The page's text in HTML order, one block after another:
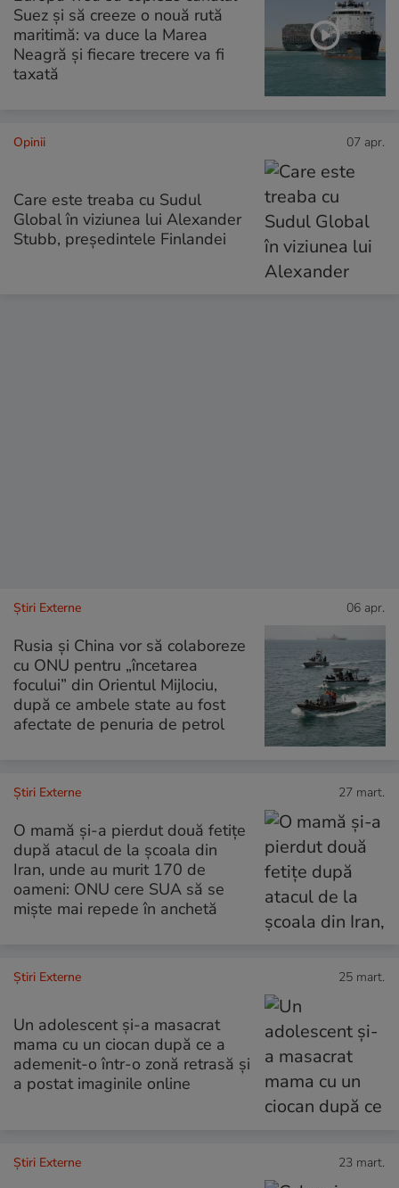
Suez și să creeze o nouă rută
maritimă: va duce la Marea
Neagră și fiecare trecere va fi
taxată
Opinii 07 apr.
Care este treaba cu Sudul
Global în viziunea lui Alexander
Stubb, președintele Finlandei
Știri Externe 06 apr.
Rusia și China vor să colaboreze
cu ONU pentru „încetarea
focului” din Orientul Mijlociu,
după ce ambele state au fost
afectate de penuria de petrol
Știri Externe 27 mart.
O mamă și-a pierdut două fetițe
după atacul de la școala din
Iran, unde au murit 170 de
oameni: ONU cere SUA să se
miște mai repede în anchetă
Știri Externe 25 mart.
Un adolescent și-a masacrat
mama cu un ciocan după ce a
ademenit-o într-o zonă retrasă și
a postat imaginile online
Știri Externe 23 mart.